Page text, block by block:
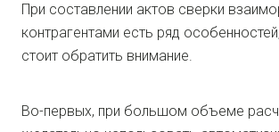
При составлении актов сверки
контрагентами есть ряд
стоит обратить внимание.
Во-первых, при большом объеме